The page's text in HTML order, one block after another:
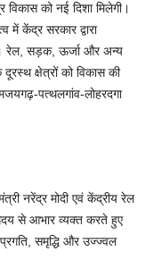
को नई दिशा मिलेगी।
में केंद्र सरकार द्वारा
रेल, सड़क, ऊर्जा और अन्य
क्षेत्रों को विकास की
पत्थलगांव-लोहरदगा
नरेंद्र मोदी एवं केंद्रीय रेल
से आभार व्यक्त करते हुए
समृद्धि और उज्ज्वल